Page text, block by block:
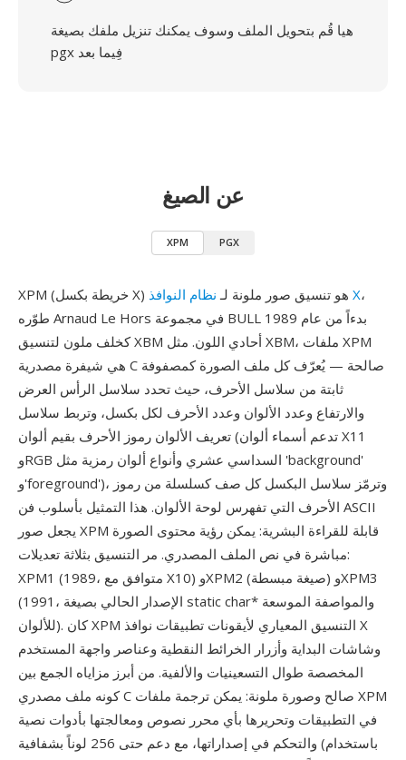
هيا قُم بتحويل الملف وسوف يمكنك تنزيل ملفك بصيغة
pgx فِيما بعد
عن الصيغ
XPM PGX
XPM (خريطة بكسل X) هو تنسيق صور ملونة لـ نظام النوافذ X،
طوّره Arnaud Le Hors في مجموعة BULL بدءاً من عام 1989
كخلف ملون لتنسيق XBM أحادي اللون. مثل XBM، ملفات XPM
هي شيفرة مصدرية C صالحة — يُعرّف كل ملف الصورة كمصفوفة
ثابتة من سلاسل الأحرف، حيث تحدد سلاسل الرأس العرض
والارتفاع وعدد الألوان وعدد الأحرف لكل بكسل، وتربط سلاسل
تعريف الألوان رموز الأحرف بقيم ألوان (تدعم أسماء ألوان X11
وRGB السداسي عشري وأنواع ألوان رمزية مثل 'background'
و'foreground')، وترمّز سلاسل البكسل كل صف كسلسلة من رموز
الأحرف التي تفهرس لوحة الألوان. هذا التمثيل بأسلوب فن ASCII
يجعل صور XPM قابلة للقراءة البشرية: يمكن رؤية محتوى الصورة
مباشرة في نص الملف المصدري. مر التنسيق بثلاثة تعديلات:
XPM1 (1989، متوافق مع X10) وXPM2 (صيغة مبسطة) وXPM3
(1991، الإصدار الحالي بصيغة static char* والمواصفة الموسعة
للألوان). كان XPM التنسيق المعياري لأيقونات تطبيقات نوافذ X
وشاشات البداية وأزرار الخرائط النقطية وعناصر واجهة المستخدم
المخصصة طوال التسعينيات والألفية. من أبرز مزاياه الجمع بين
كونه ملف مصدري C صالح وصورة ملونة: يمكن ترجمة ملفات XPM
في التطبيقات وتحريرها بأي محرر نصوص ومعالجتها بأدوات نصية
والتحكم في إصداراتها، مع دعم حتى 256 لوناً بشفافية (باستخدام